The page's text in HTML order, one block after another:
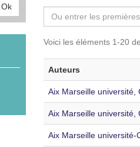
Ok
Voici les éléments 1-20
Auteurs
Aix Marseille université,
Aix Marseille université,
Aix Marseille